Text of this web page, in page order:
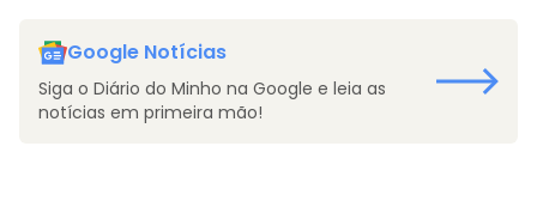
Google Notícias
Siga o Diário do Minho na Google e leia as
notícias em primeira mão!